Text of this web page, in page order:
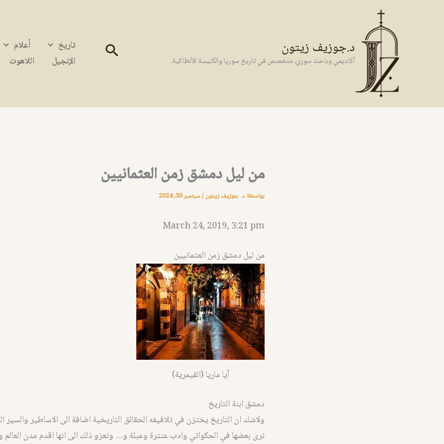
د.جوزيف زيتون
أكاديمي وباحث سوري، متخصص في تاريخ سوريا والكنيسة الأنطاكية. البحث تاريخ أعلام
الإنجيل
اللاهوت
من ليل دمشق زمن العثمانيين
بواسطةد. جوزيف زيتون/سبتمبر 30, 2024
March 24, 2019, 3:21 pm
من ليل دمشق زمن العثمانيين
آيا ماريا (القيمرية)
دمشق ابنة التاريخ
ولاشك ان التاريخ يختزن في تلافيفه الحقائق التاريخية اضافة الى الاساطير والسير
نرى بعضها في الحكواتي وادب عنترة وعبلة و… ونعزو ذلك الى انها اقدم مدن